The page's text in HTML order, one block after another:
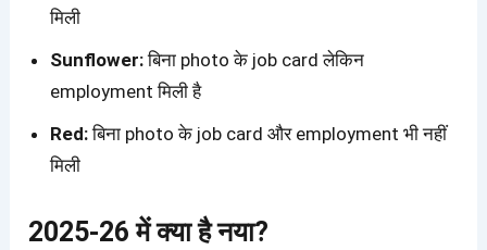
मिली
Sunflower:बिना photo के job card लेकिन
employment मिली है
Red:बिना photo के job card और employment भी नहीं
मिली
2025-26 में क्या है नया?